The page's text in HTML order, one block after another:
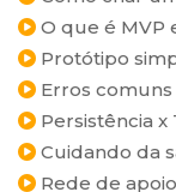
O que é MVP
Protótipo
Erros
Persistência x
Cuidando da
Rede de